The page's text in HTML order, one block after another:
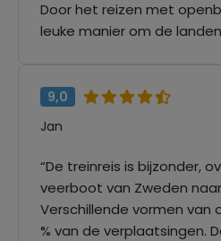
Door het reizen met
leuke manier om de
9,0
Jan
“De treinreis is bijzonder,
veerboot van Zweden naar
Verschillende vormen van
% van de verplaatsingen.